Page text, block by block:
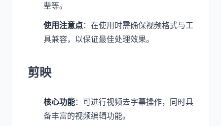
辈等。
使用注意点：在使用时需确保视频格式与工
具兼容，以保证最佳处理效果。
剪映
核心功能：可进行视频去字幕操作，同时具
备丰富的视频编辑功能。